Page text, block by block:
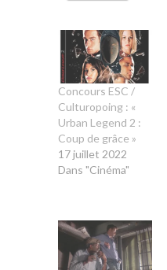
Concours ESC /
Culturopoing : «
Urban Legend 2 :
Coup de grâce »
17 juillet 2022
Dans "Cinéma"